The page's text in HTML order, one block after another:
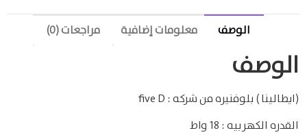
الوصف معلومات إضافية مراجعات (0)
الوصف
(ايطالينا ) بلوفنيره من شركه : five D
القدره الكهربيه : 18 واط